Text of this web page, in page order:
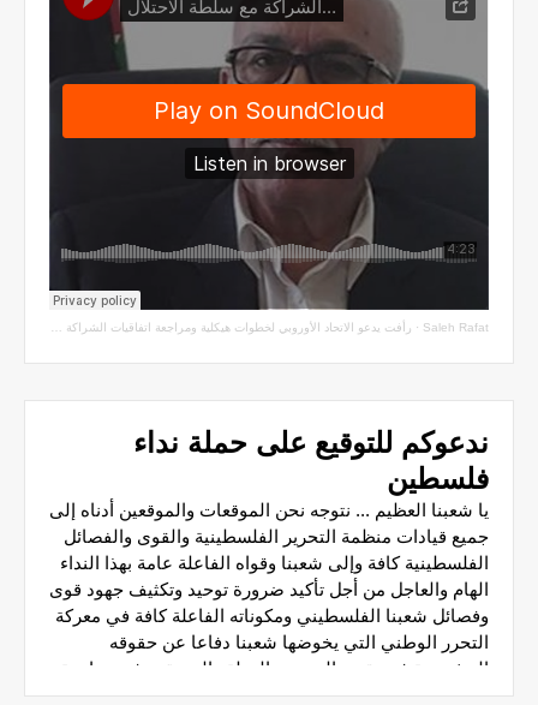
Saleh Rafat
· رأفت يدعو الاتحاد الأوروبي لخطوات هيكلية ومراجعة اتفاقيات الشراكة مع سلطة الاحتلال